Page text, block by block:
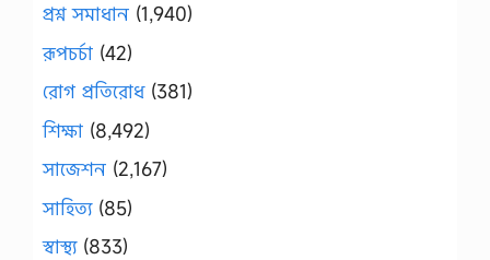
প্রশ্ন সমাধান (1,940)
রূপচর্চা (42)
রোগ প্রতিরোধ(381)
শিক্ষা (8,492)
সাজেশন (2,167)
সাহিত্য(85)
স্বাস্থ্য(833)